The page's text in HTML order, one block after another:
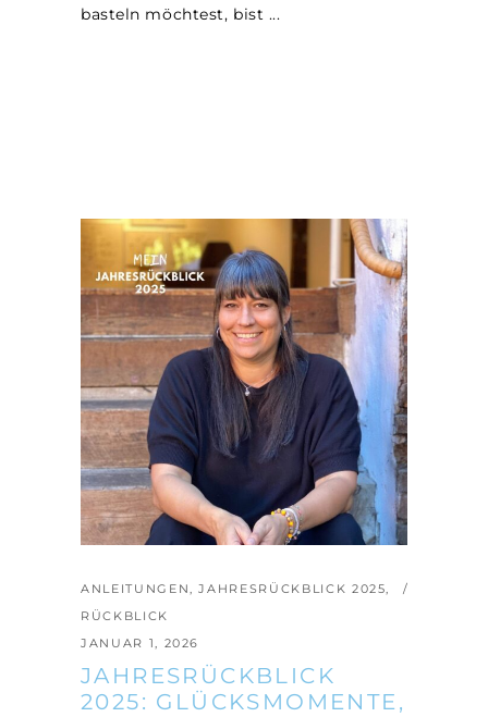
basteln möchtest, bist
ANLEITUNGEN,JAHRESRÜCKBLICK 2025,
RÜCKBLICK
JANUAR 1, 2026
JAHRESRÜCKBLICK
2025: GLÜCKSMOMENTE,